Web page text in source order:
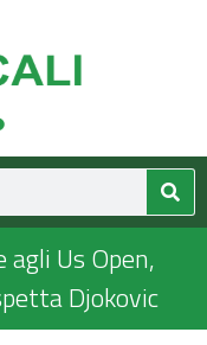
Us Open,
Djokovic